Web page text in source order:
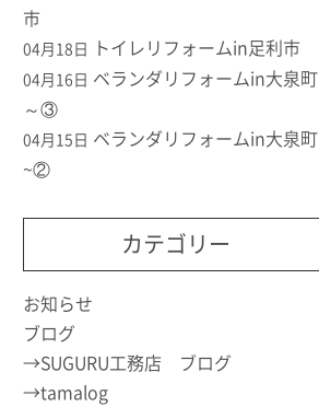
市
04月18日 トイレリフォームin足利市
04月16日 ベランダリフォームin大泉町
～③
04月15日 ベランダリフォームin大泉町
~②
カテゴリー
お知らせ
ブログ
SUGURU工務店 ブログ
tamalog